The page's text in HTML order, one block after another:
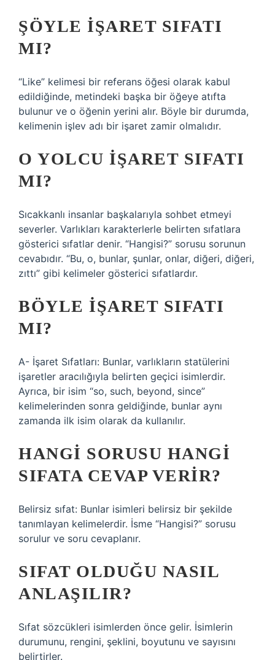
ŞÖYLE IŞARET SIFATI
MI?
“Like” kelimesi bir referans öğesi olarak kabul
edildiğinde, metindeki başka bir öğeye atıfta
bulunur ve o öğenin yerini alır. Böyle bir durumda,
kelimenin işlev adı bir işaret zamir olmalıdır.
O YOLCU IŞARET SIFATI
MI?
Sıcakkanlı insanlar başkalarıyla sohbet etmeyi
severler. Varlıkları karakterlerle belirten sıfatlara
gösterici sıfatlar denir. “Hangisi?” sorusu sorunun
cevabıdır. “Bu, o, bunlar, şunlar, onlar, diğeri, diğeri,
zıttı” gibi kelimeler gösterici sıfatlardır.
BÖYLE IŞARET SIFATI
MI?
A- İşaret Sıfatları: Bunlar, varlıkların statülerini
işaretler aracılığıyla belirten geçici isimlerdir.
Ayrıca, bir isim “so, such, beyond, since”
kelimelerinden sonra geldiğinde, bunlar aynı
zamanda ilk isim olarak da kullanılır.
HANGI SORUSU HANGI
SIFATA CEVAP VERIR?
Belirsiz sıfat: Bunlar isimleri belirsiz bir şekilde
tanımlayan kelimelerdir. İsme “Hangisi?” sorusu
sorulur ve soru cevaplanır.
SIFAT OLDUĞU NASIL
ANLAŞILIR?
Sıfat sözcükleri isimlerden önce gelir. İsimlerin
durumunu, rengini, şeklini, boyutunu ve sayısını
belirtirler.